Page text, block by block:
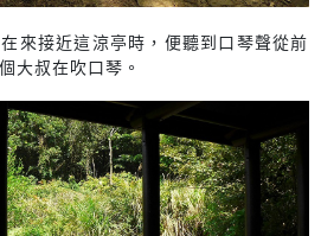
來接近這涼亭時，便聽到口琴聲從前
大叔在吹口琴。